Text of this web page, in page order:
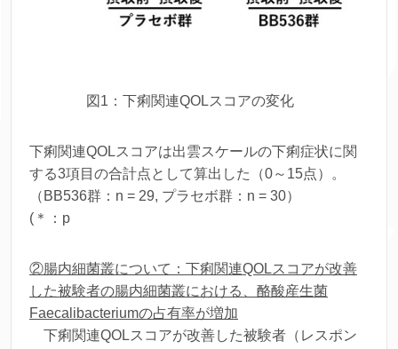
図1：下痢関連QOLスコアの変化
下痢関連QOLスコアは出雲スケールの下痢症状に関
する3項目の合計点として算出した（0～15点）。
（BB536群：n = 29, プラセボ群：n = 30）
(＊：p
②腸内細菌叢について：下痢関連QOLスコアが改善
した被験者の腸内細菌叢における、酪酸産生菌
Faecalibacteriumの占有率が増加
下痢関連QOLスコアが改善した被験者（レスポン